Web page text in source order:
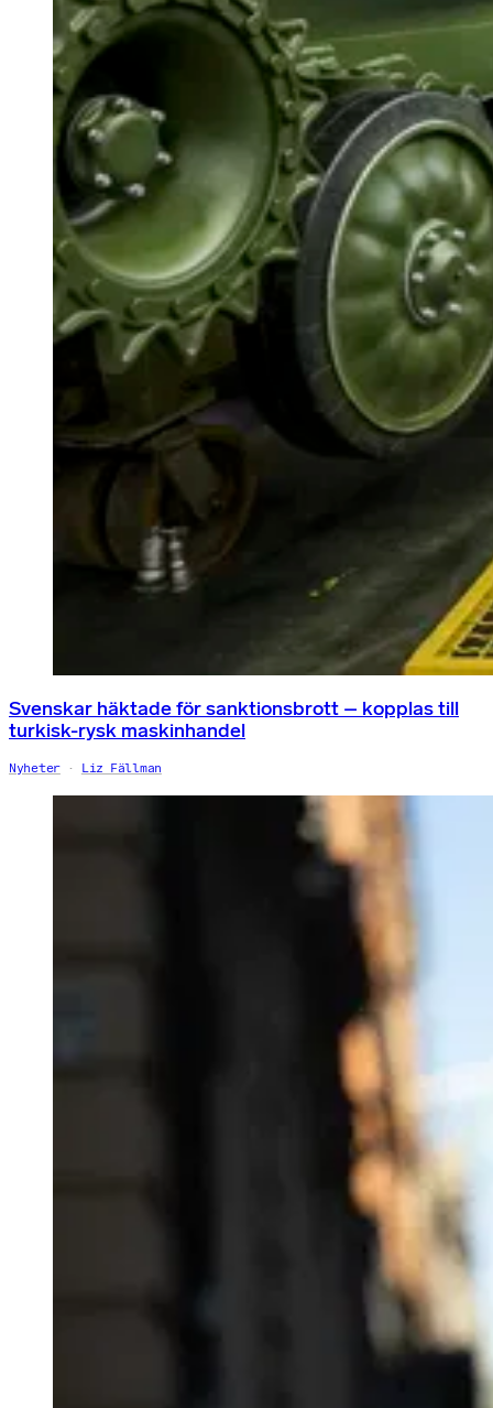
Svenskar häktade för sanktionsbrott – kopplas till
turkisk-rysk maskinhandel
Nyheter Liz Fällman